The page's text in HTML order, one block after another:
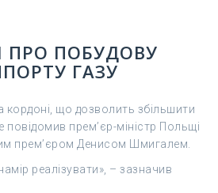
ПОБУДОВУ
ГАЗУ
що дозволить збільшити
прем’єр-міністр Польщі
прем’єром Денисом Шмигалем.
реалізувати», – зазначив